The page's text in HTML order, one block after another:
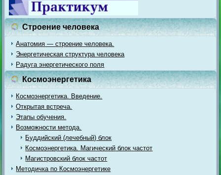
Строение человека
Анатомия — строение человека.
Энергетическая структура человека
Радуга энергетического поля
Космоэнергетика
Космоэнергетика. Введение.
Открытая встреча.
Этапы обучения.
Возможности метода.
Буддийский (лечебный) блок
Космоэнергетика. Магический блок частот
Магистровский блок частот
Методичка по Космоэнергетике